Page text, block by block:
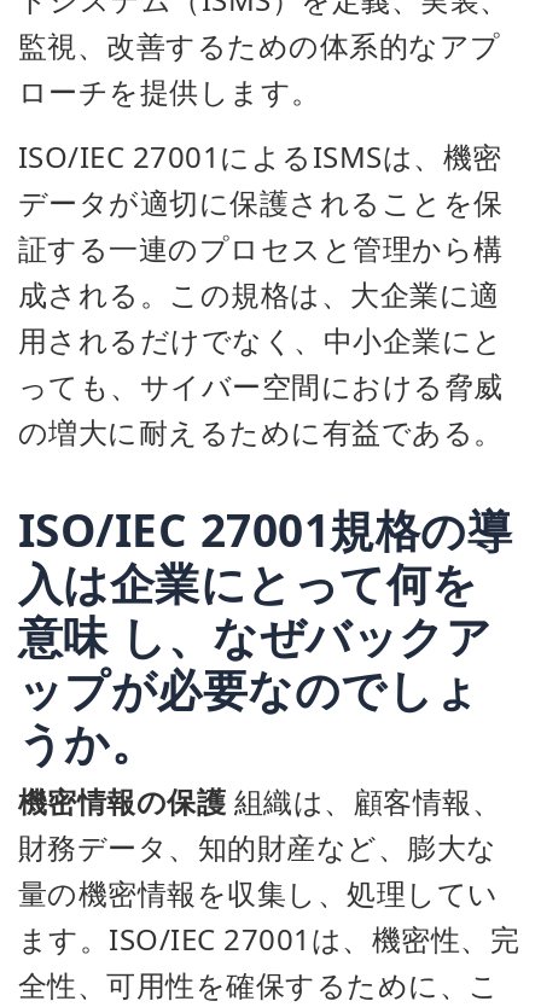
監視、改善するための体系的なアプ
ローチを提供します。
ISO/IEC 27001によるISMSは、機密
データが適切に保護されることを保
証する一連のプロセスと管理から構
成される。この規格は、大企業に適
用されるだけでなく、中小企業にと
っても、サイバー空間における脅威
の増大に耐えるために有益である。
ISO/IEC 27001規格の導
入は企業にとって何を
意味 し、 なぜバックア
ップが必要なのでしょ
うか。
機密情報の保護 組織は、顧客情報、
財務データ、知的財産など、膨大な
量の機密情報を収集し、処理してい
ます。ISO/IEC 27001は、機密性、完
全性、可用性を確保するために、こ